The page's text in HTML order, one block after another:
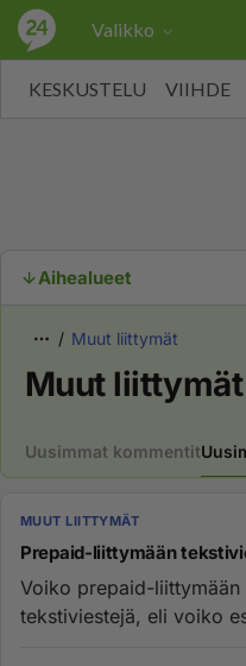
Valikko
KESKUSTELU VIIHDE
Aihealueet
Muut liittymät
Muut liittymät
Uusimmat kommentit
MUUT LIITTYMÄT
Prepaid-liittymään
Voiko prepaid-
tekstiviestejä, eli voiko